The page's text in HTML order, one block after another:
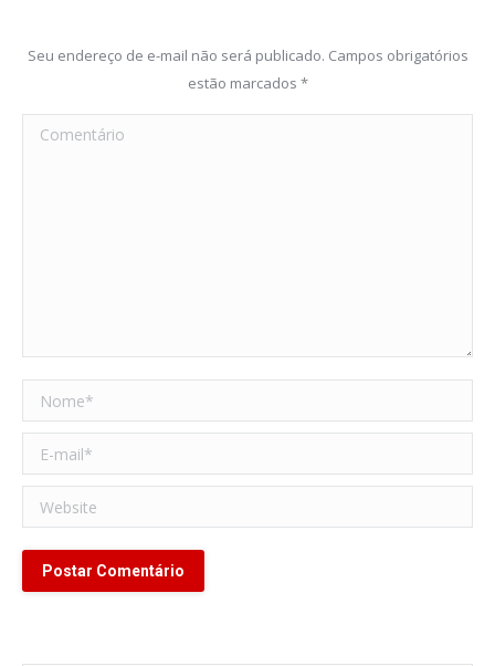
Seu endereço de e-mail não será publicado. Campos obrigatórios
estão marcados *
Comentário
Nome *
E-mail *
Website
Postar Comentário